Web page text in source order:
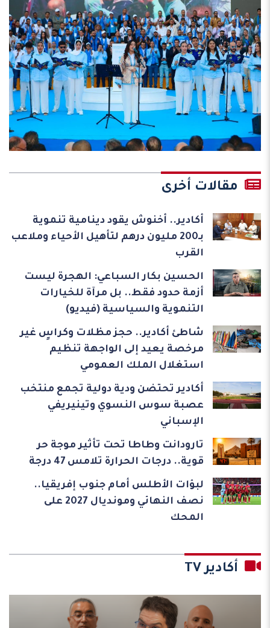
مقالات أخرى
أكادير.. أخنوش يقود دينامية تنموية
بـ200 مليون درهم لتأهيل الأحياء وملاعب
القرب
الحسين بكار السباعي: الهجرة ليست
أزمة حدود فقط.. بل مرآة للخيارات
التنموية والسياسية (فيديو)
شاطئ أكادير.. حجز مظلات وكراسٍ غير
مرخصة يعيد إلى الواجهة تنظيم
استغلال الملك العمومي
أكادير تحتضن ودية دولية تجمع منتخب
عصبة سوس النسوي وتينيريفي
الإسباني
تارودانت وطاطا تحت تأثير موجة حر
قوية.. درجات الحرارة تلامس 47 درجة
لبؤات الأطلس أمام جنوب إفريقيا..
نصف النهائي ومونديال 2027 على
المحك
أكادير TV